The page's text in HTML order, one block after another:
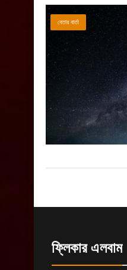
বেতার বার্তা
ফ্লিকার এলবাম